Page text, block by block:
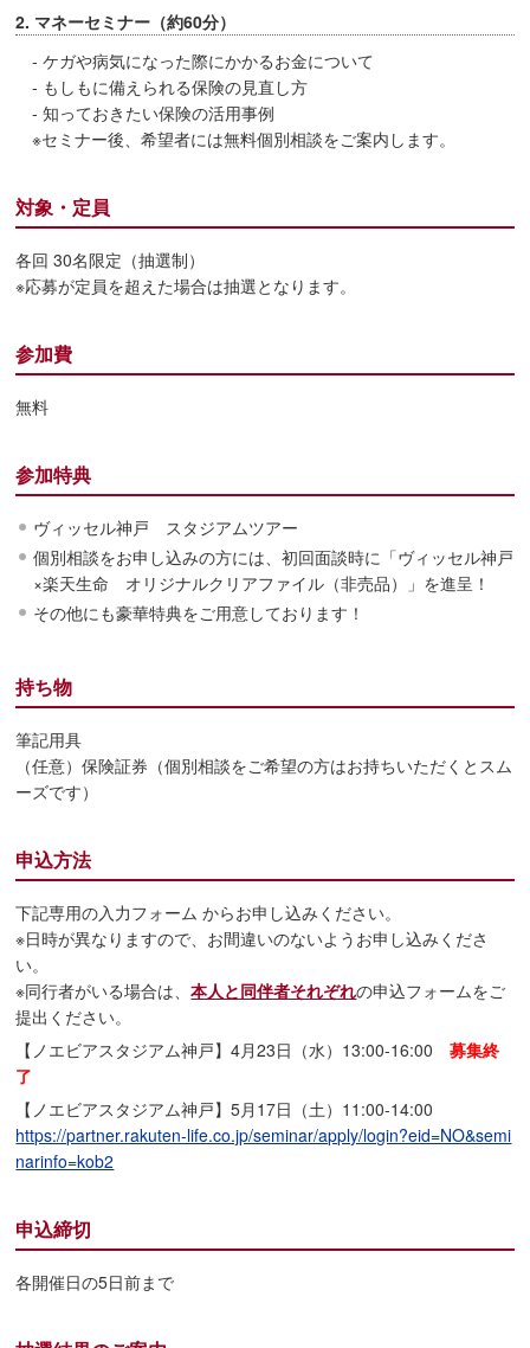
2. マネーセミナー（約60分）
- ケガや病気になった際にかかるお金について
- もしもに備えられる保険の見直し方
- 知っておきたい保険の活用事例
※セミナー後、希望者には無料個別相談をご案内します。
対象・定員
各回 30名限定（抽選制）
※応募が定員を超えた場合は抽選となります。
参加費
無料
参加特典
ヴィッセル神戸 スタジアムツアー
個別相談をお申し込みの方には、初回面談時に「ヴィッセル神戸
×楽天生命 オリジナルクリアファイル（非売品）」を進呈！
その他にも豪華特典をご用意しております！
持ち物
筆記用具
（任意）保険証券（個別相談をご希望の方はお持ちいただくとスム
ーズです）
申込方法
下記専用の入力フォーム からお申し込みください。
※日時が異なりますので、お間違いのないようお申し込みくださ
い。
※同行者がいる場合は、本人と同伴者それぞれの申込フォームをご
提出ください。
【ノエビアスタジアム神戸】4月23日（水）13:00-16:00募集終
了
【ノエビアスタジアム神戸】5月17日（土）11:00-14:00
https://partner.rakuten-life.co.jp/seminar/apply/login?eid=NO&semi
narinfo=kob2
申込締切
各開催日の5日前まで